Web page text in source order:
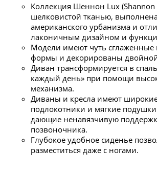
Коллекция Шеннон Lux (Shannon
шелковистой тканью,
американского урбанизма и
лаконичным дизайном и
Модели имеют чуть сглаженные
формы и декорированы
Диван трансформируется в
каждый день» при помощи
механизма.
Диваны и кресла имеют
подлокотники и мягкие
дающие ненавязчивую
позвоночника.
Глубокое удобное сиденье
разместиться даже с ногами.